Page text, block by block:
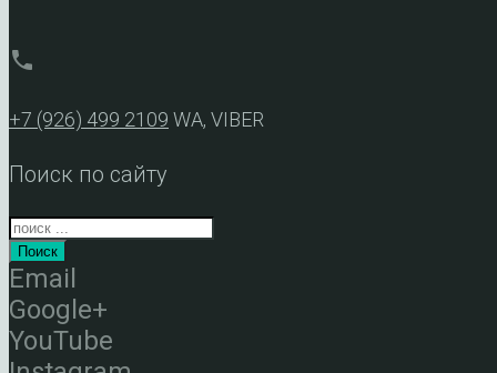
phone
+7 (926) 499 2109 WA, VIBER
Поиск по сайту
Поиск
Email
Google+
YouTube